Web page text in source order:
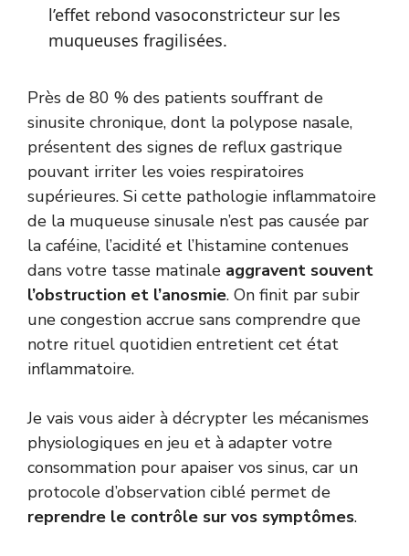
l’effet rebond vasoconstricteur sur les
muqueuses fragilisées.
Près de 80 % des patients souffrant de
sinusite chronique, dont la polypose nasale,
présentent des signes de reflux gastrique
pouvant irriter les voies respiratoires
supérieures. Si cette pathologie inflammatoire
de la muqueuse sinusale n’est pas causée par
la caféine, l’acidité et l’histamine contenues
dans votre tasse matinale aggravent souvent
l’obstruction et l’anosmie. On finit par subir
une congestion accrue sans comprendre que
notre rituel quotidien entretient cet état
inflammatoire.
Je vais vous aider à décrypter les mécanismes
physiologiques en jeu et à adapter votre
consommation pour apaiser vos sinus, car un
protocole d’observation ciblé permet de
reprendre le contrôle sur vos symptômes.